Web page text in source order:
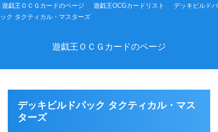
遊戯王ＯＣＧカードのページ 遊戯王OCGカードリスト
デッキビルドパ
ック タクティカル・マスターズ
遊戯王ＯＣＧカードのページ
デッキビルドパック タクティカル・マス
ターズ